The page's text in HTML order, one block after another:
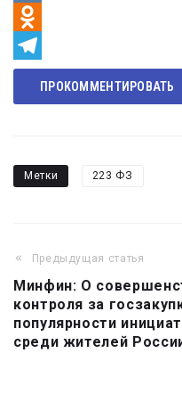
VK
Odnoklassniki
Telegram
ПРОКОММЕНТИРОВАТЬ
Метки 223 ФЗ
Навигация
по
записям
Предыдущая статья
Минфин: О
контроля за
популярности
среди жителей